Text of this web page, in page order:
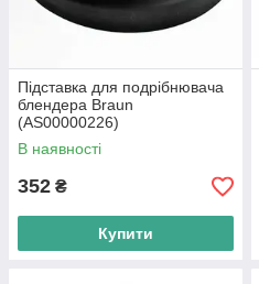
Підставка для подрібнювача
блендера Braun
(AS00000226)
В наявності
352 ₴
Купити